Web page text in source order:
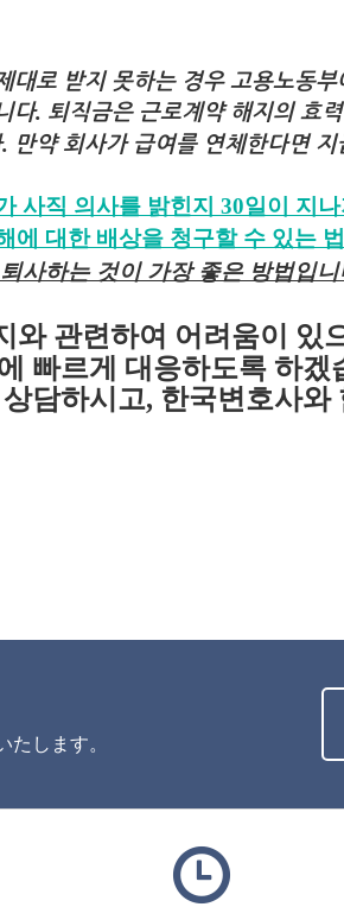
대로 받지 못하는 경우 고용노동
다. 퇴직금은 근로계약 해지의 효
. 만약 회사가 급여를 연체한다면
사직 의사를 밝힌지 30일이 지
에 대한 배상을 청구할 수 있는
사하는 것이 가장 좋은 방법입니
와 관련하여 어려움이 있
빠르게 대응하도록 하겠
담하시고, 한국변호사와
たします。